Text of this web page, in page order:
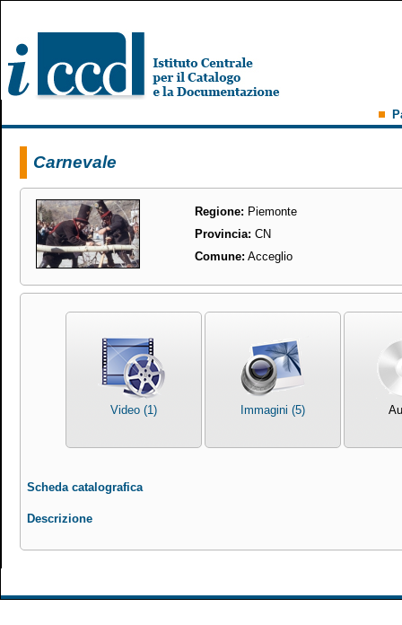
Carnevale
Regione: Piemonte
Provincia: CN
Comune: Acceglio
Video (1) Immagini (5)
Scheda catalografica
Descrizione